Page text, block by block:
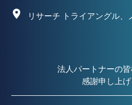
リサーチ トライアングル、
法人パートナーの
感謝申し上